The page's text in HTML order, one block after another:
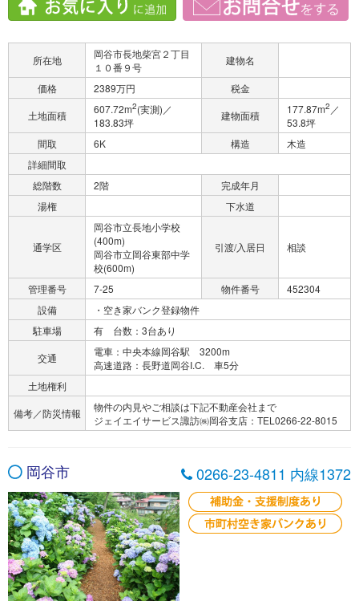
所在地
岡谷市長地柴宮２丁目
１０番９号
建物名
価格 2389万円
税金
土地面積
607.72m2(実測)／
183.83坪
建物面積 177.87m2 ／
53.8坪
間取
6K 構造
木造
詳細間取
総階数
2階
完成年月
湯権
下水道
通学区
岡谷市立長地小学校
(400m)
岡谷市立岡谷東部中学
校(600m)
引渡/入居日 相談
管理番号 7-25 物件番号
452304
設備
・空き家バンク登録物件
駐車場
有 台数：3台あり
交通
電車：中央本線岡谷駅 3200m
高速道路：長野道岡谷I.C. 車5分
土地権利
備考／防災情報
物件の内見やご相談は下記不動産会社まで
ジェイエイサービス諏訪㈱岡谷支店：TEL0266-22-8015
岡谷市 0266-23-4811 内線1372